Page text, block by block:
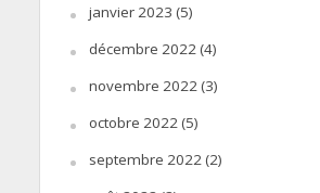
janvier 2023 (5)
décembre 2022(4)
novembre 2022(3)
octobre 2022(5)
septembre 2022(2)